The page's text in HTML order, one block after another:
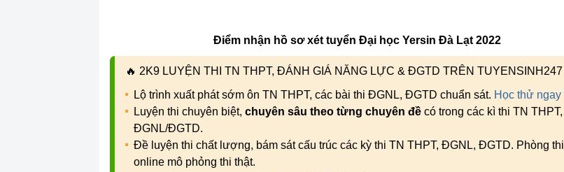
Điểm nhận hồ sơ xét tuyển Đại học Yersin Đà Lạt 2022
🔥 2K9 LUYỆN THI TN THPT, ĐÁNH GIÁ NĂNG LỰC & ĐGTD TRÊN TUYENSINH247
Lộ trình xuất phát sớm ôn TN THPT, các bài thi ĐGNL, ĐGTD chuẩn sát. Học thử ngay
Luyện thi chuyên biệt, chuyên sâu theo từng chuyên đề có trong các kì thi TN THPT,
ĐGNL/ĐGTD.
Đề luyện thi chất lượng, bám sát cấu trúc các kỳ thi TN THPT, ĐGNL, ĐGTD. Phòng thi
online mô phỏng thi thật.